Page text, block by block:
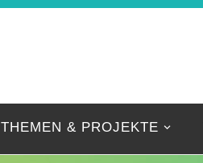
THEMEN & PROJEKTE